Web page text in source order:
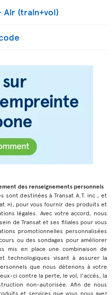
Air (train+vol)
des renseignements personnels
sont destinées à Transat A.T. inc., et
»), pour vous fournir des produits et
légales. Avec votre accord, nous
de Transat et ses filiales pour vous
promotionnelles personnalisées
ou des sondages pour améliorer
mis en place une combinaison de
technologiques visant à assurer la
que nous détenons à votre
ci contre la perte, le vol, l’accès, la
non-autorisée. Afin de nous
et services que vous nous avez